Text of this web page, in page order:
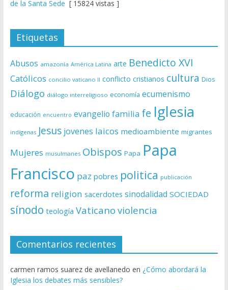
de la Santa Sede [ 15824 vistas ]
Etiquetas
Abusos amazonía América Latina arte Benedicto XVI
Católicos concilio vaticano II conflicto cristianos cultura Dios
Diálogo diálogo interreligioso economía ecumenismo
educación encuentro evangelio familia fe Iglesia
indígenas Jesus jovenes laicos medioambiente migrantes
Mujeres musulmanes Obispos Papa Papa
Francisco paz pobres politica publicación
reforma religion sacerdotes sinodalidad SOCIEDAD
sínodo teología Vaticano violencia
Comentarios recientes
carmen ramos suarez de avellanedo en ¿Cómo abordará la
Iglesia los debates más sensibles?